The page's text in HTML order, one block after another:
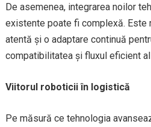
De asemenea, integrarea noilor
existente poate fi complexă. Este
atentă și o adaptare continuă
compatibilitatea și fluxul eficient
Viitorul roboticii în logistică
Pe măsură ce tehnologia